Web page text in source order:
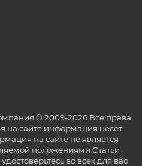
© 2009-2026 Все права
на сайте информация несёт
на сайте не является
положениями Статьи
во всех для вас